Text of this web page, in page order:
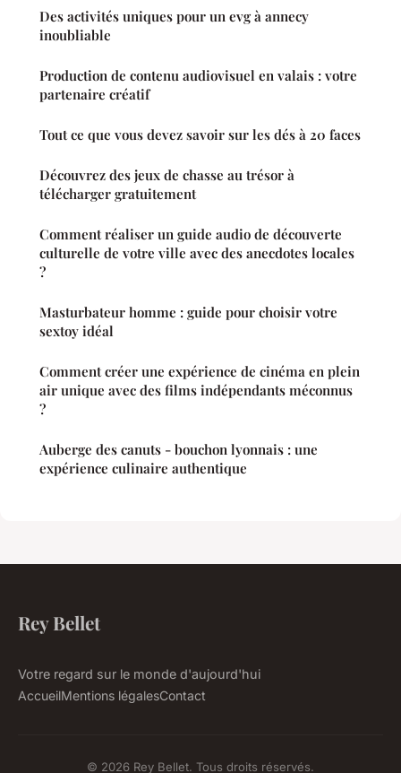
Des activités uniques pour un evg à annecy
inoubliable
Production de contenu audiovisuel en valais : votre
partenaire créatif
Tout ce que vous devez savoir sur les dés à 20 faces
Découvrez des jeux de chasse au trésor à
télécharger gratuitement
Comment réaliser un guide audio de découverte
culturelle de votre ville avec des anecdotes locales
?
Masturbateur homme : guide pour choisir votre
sextoy idéal
Comment créer une expérience de cinéma en plein
air unique avec des films indépendants méconnus
?
Auberge des canuts - bouchon lyonnais : une
expérience culinaire authentique
Rey Bellet
Votre regard sur le monde d'aujourd'hui
AccueilMentions légalesContact
© 2026 Rey Bellet. Tous droits réservés.